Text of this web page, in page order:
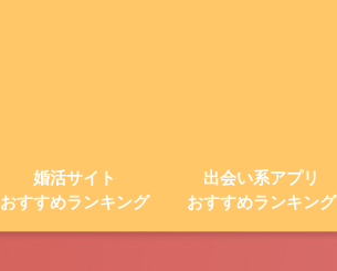
婚活サイト
おすすめランキング
出会い系アプリ
おすすめランキング